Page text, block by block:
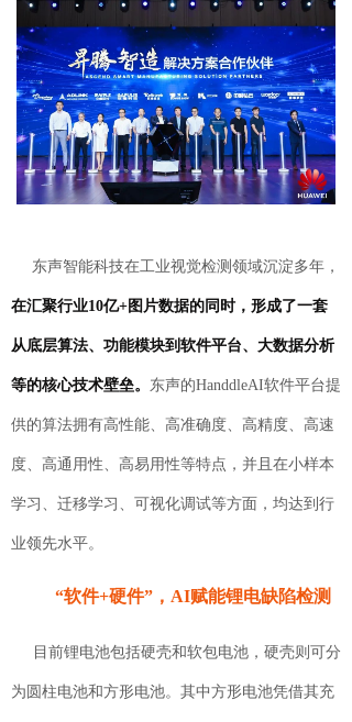
东声智能科技在工业视觉检测领域沉淀多年，
在汇聚行业10亿+图片数据的同时，形成了一套
从底层算法、功能模块到软件平台、大数据分析
等的核心技术壁垒。 东声的HanddleAI软件平台提
供的算法拥有高性能、高准确度、高精度、高速
度、高通用性、高易用性等特点，并且在小样本
学习、迁移学习、可视化调试等方面，均达到行
业领先水平。
“软件+硬件”，AI赋能锂电缺陷检测
目前锂电池包括硬壳和软包电池，硬壳则可分
为圆柱电池和方形电池。其中方形电池凭借其充